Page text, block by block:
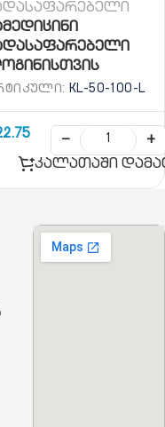
KL-50-100-L
−
+
კალათაში